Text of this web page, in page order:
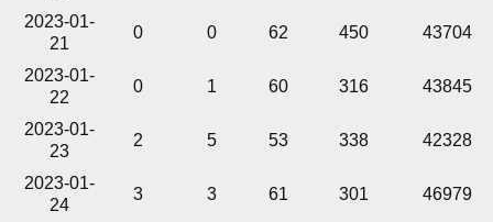
2023-01-
21
0 0 62 450 43704
2023-01-
22
0 1 60 316 43845
2023-01-
23
2 5 53 338 42328
2023-01-
24
3 3 61 301 46979